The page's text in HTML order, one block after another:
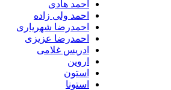
احمد هادی
احمد ولی زاده
احمدرضا شهریاری
احمدرضا عزیزی
ادریس غلامی